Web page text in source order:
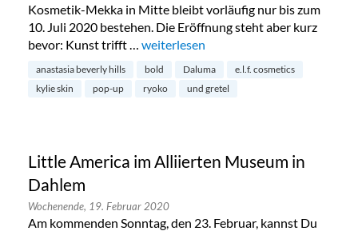
Kosmetik-Mekka in Mitte bleibt vorläufig nur bis zum
10. Juli 2020 bestehen. Die Eröffnung steht aber kurz
bevor: Kunst trifft … „Kunst trifft Beauty: The Gallery Store
weiterlesen
anastasia beverly hills bold Daluma
e.l.f. cosmetics
kylie skin
pop-up ryoko und gretel
Little America im Alliierten Museum in
Dahlem
Wochenende, 19. Februar 2020
Am kommenden Sonntag, den 23. Februar, kannst Du